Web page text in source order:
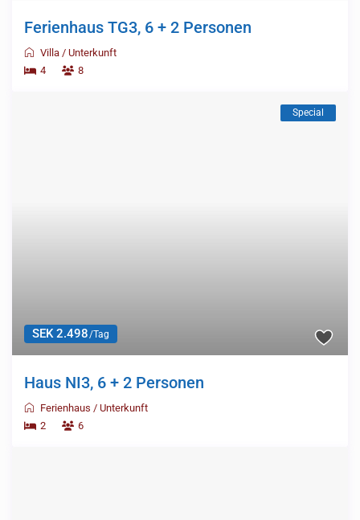
Ferienhaus TG3, 6 + 2 Personen
Villa /Unterkunft
4
8
SEK 2.498/Tag
Special
Haus NI3, 6 + 2 Personen
Ferienhaus /Unterkunft
2
6